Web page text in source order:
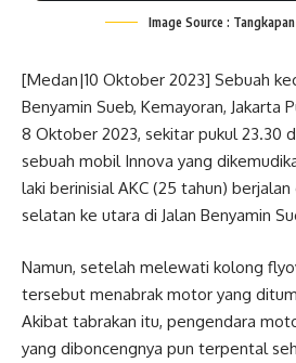
Image Source :
[Medan|10 Oktober 2023] Sebuah
Benyamin Sueb, Kemayoran, Jakarta
8 Oktober 2023, sekitar pukul 23.30
sebuah mobil Innova yang
laki berinisial AKC (25 tahun)
selatan ke utara di Jalan Benyamin
Namun, setelah melewati kolong
tersebut menabrak motor yang
Akibat tabrakan itu, pengendara
yang diboncengnya pun terpental